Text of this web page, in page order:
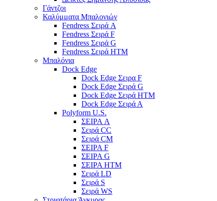
Γάντζοι
Καλύμματα Μπαλονιών
Fendress Σειρά A
Fendress Σειρά F
Fendress Σειρά G
Fendress Σειρά HTM
Μπαλόνια
Dock Edge
Dock Edge Σειρα F
Dock Edge Σειρά G
Dock Edge Σειρά HTM
Dock Edge Σειρά Α
Polyform U.S.
ΣΕΙΡΑ A
Σειρά CC
Σειρά CM
ΣΕΙΡΑ F
ΣΕΙΡΑ G
ΣΕΙΡΑ HTM
Σειρά LD
Σειρά S
Σειρά WS